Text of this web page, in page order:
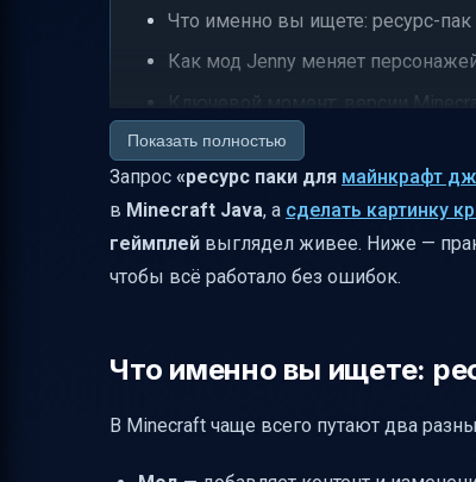
Что именно вы ищете: ресурс-
Как мод Jenny меняет
Ключевой момент: версии
Где взять ресурс-пак под Jenny:
Как установить ресурс-пак в
Установка модов Jenny 2 и как не
Почему иногда кажется, что
Итог: как собрать идеальную
Показать полностью
Запрос «ресурс паки для майнкрафт
в Minecraft Java, а сделать картинку
геймплей выглядел живее. Ниже —
чтобы всё работало без ошибок.
Что именно вы ищете:
В Minecraft чаще всего путают два